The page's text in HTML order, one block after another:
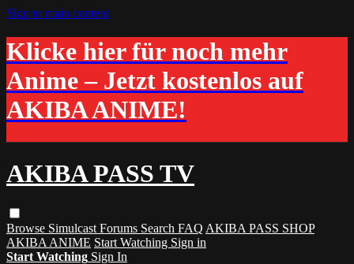
Skip to main content
Klicke hier für noch mehr
Anime – Jetzt kostenlos auf
AKIBA ANIME!
AKIBA PASS TV
Browse Simulcast Forums Search FAQ AKIBA PASS SHOP
AKIBA ANIME Start Watching Sign in
Start Watching Sign In